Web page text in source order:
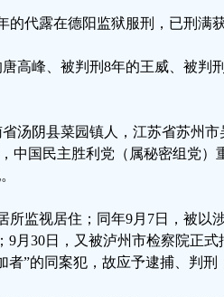
代露在德阳监狱服刑，已刑满获
高峰、被判刑8年的王威、被判
汤阴县菜园镇人，江苏省苏州市
中国民主胜利党（属秘密组党）
所监视居住；同年9月7日，被以
月30日，又被泸州市检察院正式
”的同案犯，故应予逮捕、判刑